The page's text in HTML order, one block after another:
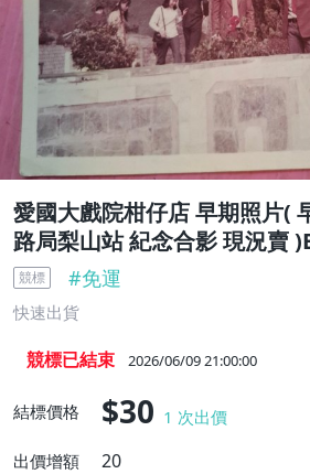
愛國大戲院柑仔店 早期照片(
路局梨山站 紀念合影 現況賣
競標 #免運
快速出貨
競標已結束 2026/06/09 21:00:00
結標價格 $30 1 次出價
出價增額
20